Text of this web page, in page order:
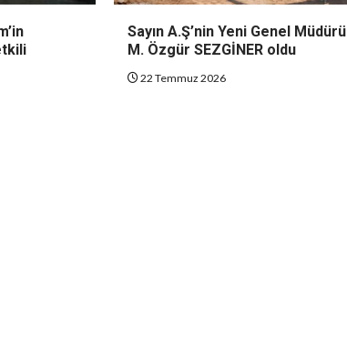
Sayın A.Ş’nin Yeni Genel Müdürü
M. Özgür SEZGİNER oldu
22 Temmuz 2026